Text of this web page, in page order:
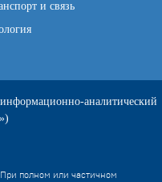
и связь
аналитический
полном или частичном